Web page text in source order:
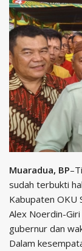
Muaradua, BP
sudah terbukti
Kabupaten OKU
Alex Noerdin-
gubernur dan
Dalam